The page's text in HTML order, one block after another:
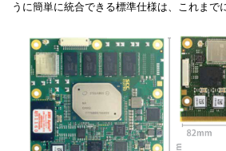
うに簡単に統合できる標準仕様は、これまで